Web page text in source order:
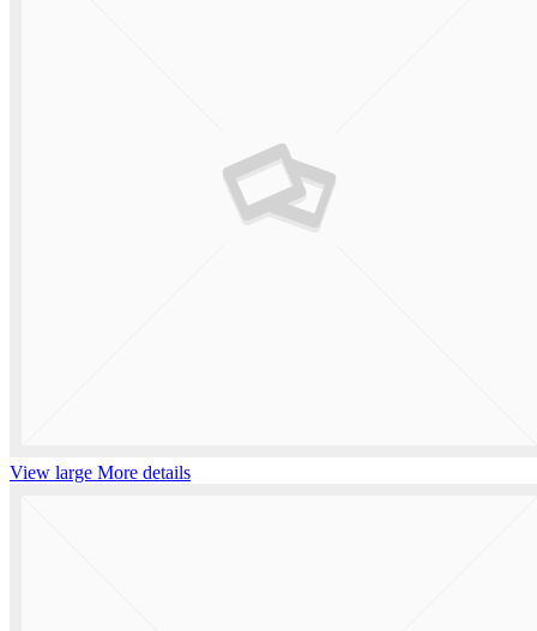
View large More details